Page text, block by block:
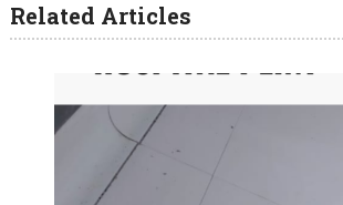
Related Articles